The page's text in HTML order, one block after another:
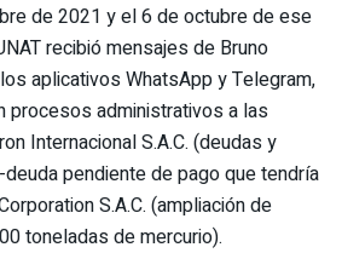
de 2021 y el 6 de octubre de ese
recibió mensajes de Bruno
aplicativos WhatsApp y Telegram,
procesos administrativos a las
Internacional S.A.C. (deudas y
pendiente de pago que tendría
S.A.C. (ampliación de
toneladas de mercurio).